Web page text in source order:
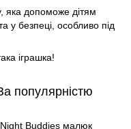
яка допоможе дітям
у безпеці, особливо під
іграшка!
популярністю